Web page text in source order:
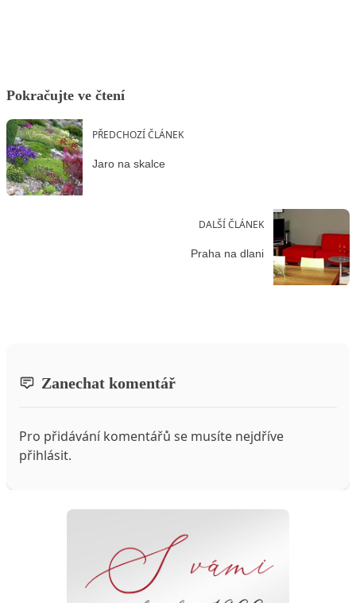
Pokračujte ve čtení
PŘEDCHOZÍ ČLÁNEK
Jaro na skalce
DALŠÍ ČLÁNEK
Praha na dlani
Zanechat komentář
Pro přidávání komentářů se musíte nejdříve
přihlásit.